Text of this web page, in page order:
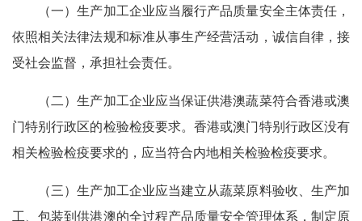
（一）生产加工企业应当履行产品质量安全主体责任，
依照相关法律法规和标准从事生产经营活动，诚信自律，接
受社会监督，承担社会责任。
（二）生产加工企业应当保证供港澳蔬菜符合香港或澳
门特别行政区的检验检疫要求。香港或澳门特别行政区没有
相关检验检疫要求的，应当符合内地相关检验检疫要求。
（三）生产加工企业应当建立从蔬菜原料验收、生产加
工、包装到供港澳的全过程产品质量安全管理体系，制定原